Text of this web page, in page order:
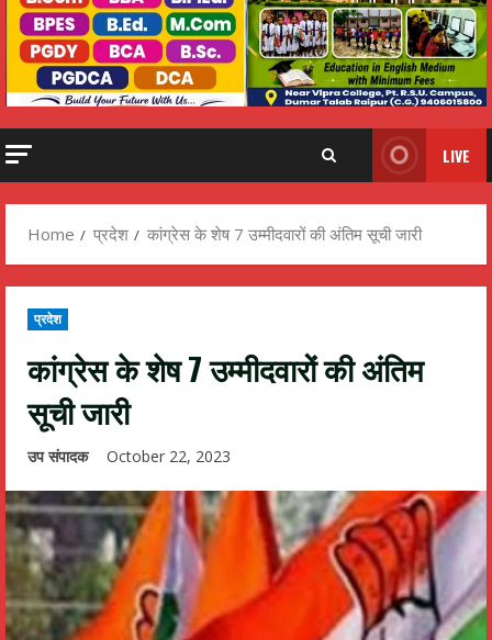
LIVE
Home प्रदेश कांग्रेस के शेष 7 उम्मीदवारों की अंतिम सूची जारी
प्रदेश
कांग्रेस के शेष 7 उम्मीदवारों की अंतिम
सूची जारी
उप संपादक October 22, 2023